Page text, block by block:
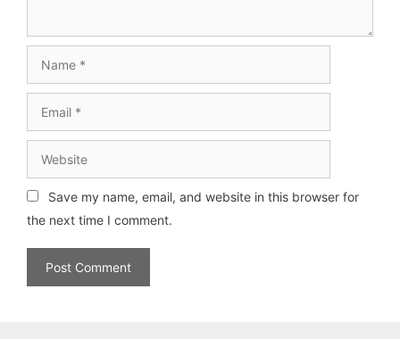
Save my name, email, and website in this browser for
the next time I comment.